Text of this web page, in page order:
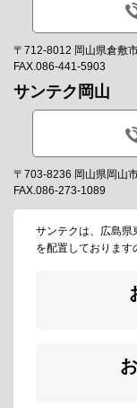
〒712-8012 岡山県倉敷
FAX.086-441-5903
サンテク岡山
〒703-8236 岡山県岡山
FAX.086-273-1089
サンテクは、広島県
を配置しております